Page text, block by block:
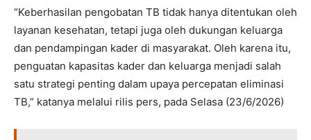
“Keberhasilan pengobatan TB tidak hanya ditentukan oleh
layanan kesehatan, tetapi juga oleh dukungan keluarga
dan pendampingan kader di masyarakat. Oleh karena itu,
penguatan kapasitas kader dan keluarga menjadi salah
satu strategi penting dalam upaya percepatan eliminasi
TB,” katanya melalui rilis pers, pada Selasa (23/6/2026)